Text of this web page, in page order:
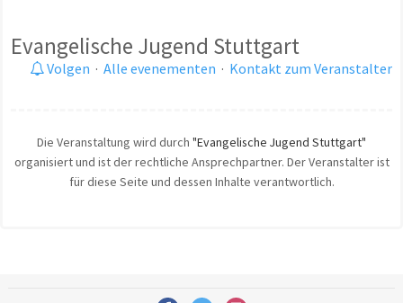
Evangelische Jugend Stuttgart
Volgen · Alle evenementen · Kontakt zum Veranstalter
Die Veranstaltung wird durch "Evangelische Jugend Stuttgart"
organisiert und ist der rechtliche Ansprechpartner. Der Veranstalter ist
für diese Seite und dessen Inhalte verantwortlich.